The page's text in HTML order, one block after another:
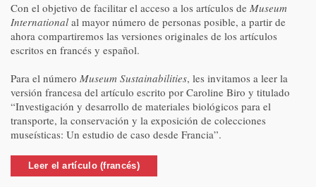
Con el objetivo de facilitar el acceso a los artículos de Museum
International al mayor número de personas posible, a partir de
ahora compartiremos las versiones originales de los artículos
escritos en francés y español.
Para el número Museum Sustainabilities, les invitamos a leer la
versión francesa del artículo escrito por Caroline Biro y titulado
“Investigación y desarrollo de materiales biológicos para el
transporte, la conservación y la exposición de colecciones
museísticas: Un estudio de caso desde Francia”.
Leer el artículo (francés)